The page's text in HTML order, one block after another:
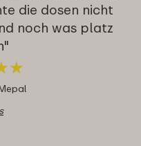
die dosen nicht
noch was platz
★
★